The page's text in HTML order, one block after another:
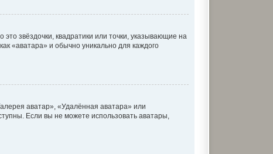
звёздочки, квадратики или точки, указывающие на
«аватара» и обычно уникально для каждого
аватар», «Удалённая аватара» или
Если вы не можете использовать аватары,